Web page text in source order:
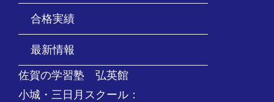
合格実績
最新情報
佐賀の学習塾 弘英館
小城・三日月スクール：